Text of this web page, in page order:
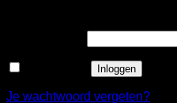
Inloggen
Je wachtwoord vergeten?